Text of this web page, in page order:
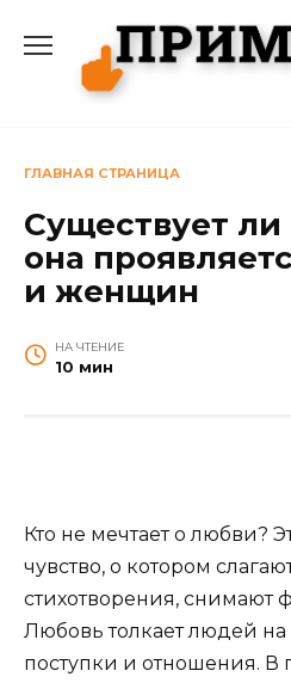
содержанию
ГЛАВНАЯ СТРАНИЦА
Существует
она
и женщин
НА ЧТЕНИЕ
10 мин
Кто не мечтает о любви?
чувство, о котором
стихотворения, снимают
Любовь толкает людей
поступки и отношения.